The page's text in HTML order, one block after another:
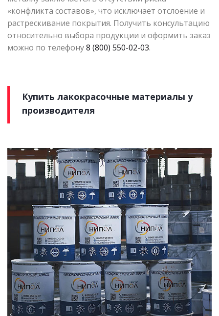
«конфликта составов», что исключает отслоение и
растрескивание покрытия. Получить консультацию
относительно выбора продукции и оформить заказ
можно по телефону8 (800) 550-02-03.
Купить лакокрасочные материалы у
производителя